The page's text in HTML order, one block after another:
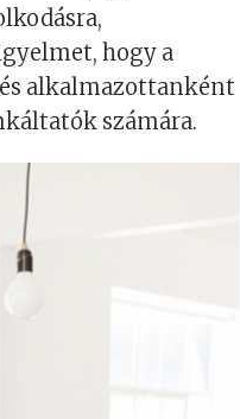
hogy a
alkalmazottanként
számára.